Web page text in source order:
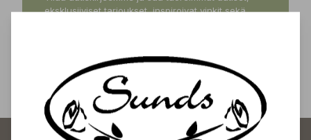
eksklusiiviset tarjoukset, inspiroivat vinkit sekä